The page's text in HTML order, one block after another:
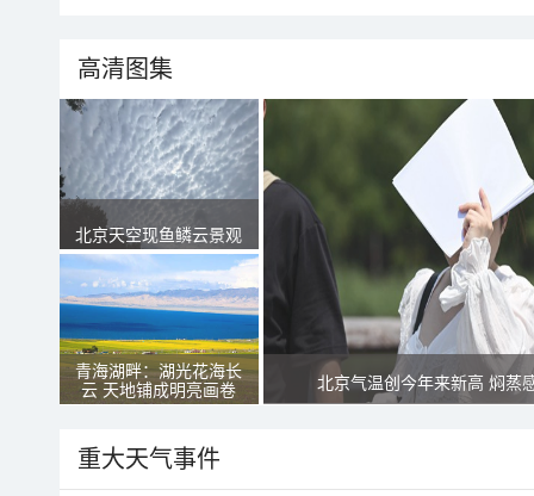
高清图集
北京天空现鱼鳞云景观
青海湖畔：湖光花海长
云 天地铺成明亮画卷
北京气温创今年来新高 焖蒸
重大天气事件